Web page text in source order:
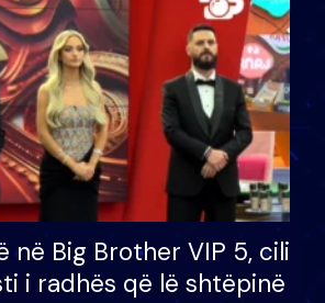
në Big Brother VIP 5, cili
i radhës që lë shtëpinë